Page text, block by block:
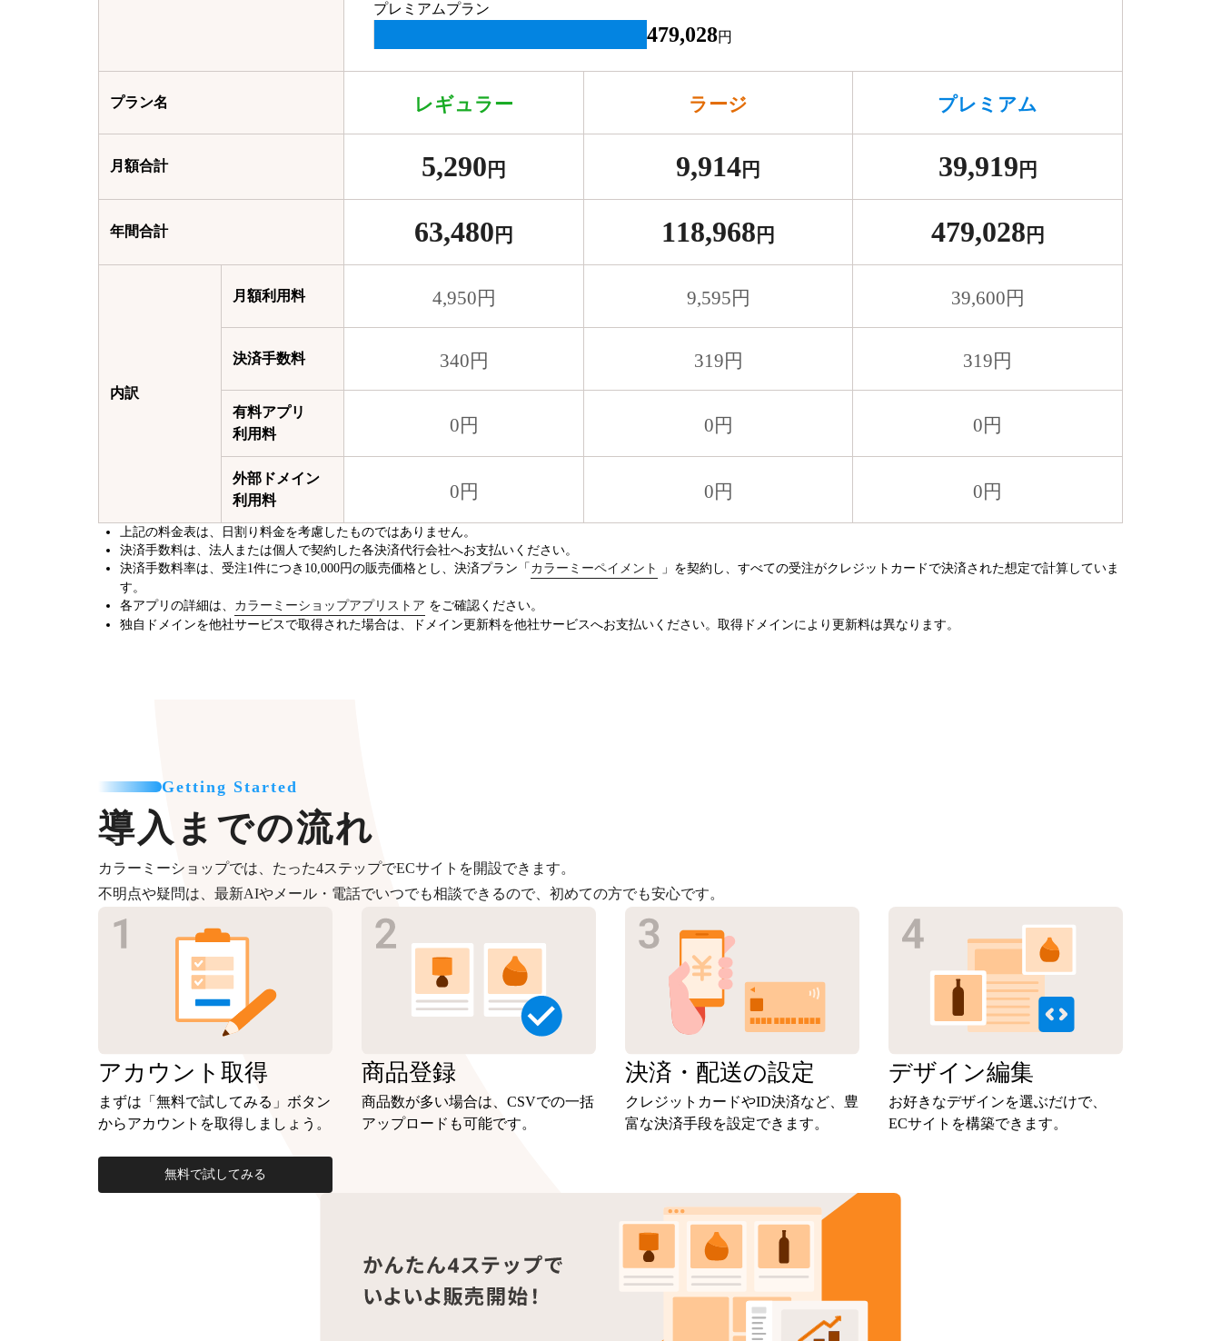
プレミアムプラン
479,028円
プラン名 レギュラー ラージ プレミアム
月額合計 5,290 円 9,914円 39,919 円
年間合計 63,480 円 118,968 円 479,028 円
内訳
月額利用料 4,950円 9,595円 39,600円
決済手数料 340円 319円 319円
有料アプリ
利用料
0円 0円 0円
外部ドメイン
利用料
0円 0円 0円
上記の料金表は、日割り料金を考慮したものではありません。
決済手数料は、法人または個人で契約した各決済代行会社へお支払いください。
決済手数料率は、受注1件につき10,000円の販売価格とし、決済プラン「 カラーミーペイメント
」を契約し、すべての受注がクレジットカードで決済された想定で計算していま
す。
各アプリの詳細は、 カラーミーショップアプリストア をご確認ください。
独自ドメインを他社サービスで取得された場合は、ドメイン更新料を他社サービスへお支払いください。取得ドメインにより更新料は異なります。
Getting Started
導入までの流れ
カラーミーショップでは、たった4ステップでECサイトを開設できます。
不明点や疑問は、最新AIやメール・電話でいつでも相談できるので、初めての方でも安心です。
アカウント 取得
まずは「無料で試してみる」ボタン
からアカウントを取得しましょう。
無料で試してみる
商品登録
商品数が多い場合は、CSVでの一括
アップロードも可能です。
決済・ 配送の設定
クレジットカードやID決済など、豊
富な決済手段を設定できます。
デザイン編集
お好きなデザインを選ぶだけで、
ECサイトを構築できます。